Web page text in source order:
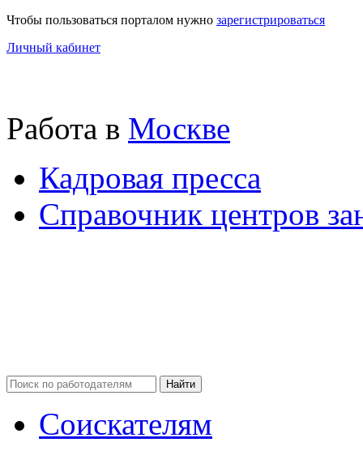
Чтобы пользоваться порталом нужно зарегистрироваться
Личный кабинет
Работа в Москве
Кадровая пресса
Справочник центров
Соискателям